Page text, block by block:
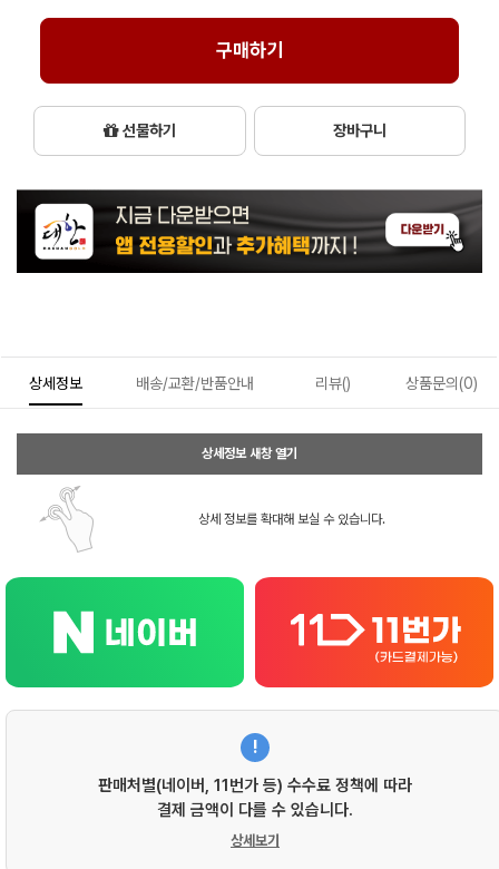
구매하기
선물하기 장바구니
상세정보 배송/교환/반품안내 리뷰() 상품문의(0)
상세정보 새창 열기
상세 정보를 확대해 보실 수 있습니다.
!
판매처별(네이버, 11번가 등) 수수료 정책에 따라
결제 금액이 다를 수 있습니다.
상세보기